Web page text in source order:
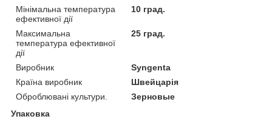
Мінімальна температура
ефективної дії
10 град.
Максимальна
температура ефективної
дії
25 град.
Виробник
Syngenta
Країна виробник
Швейцарія
Оброблювані культури.
Зерновые
Упаковка